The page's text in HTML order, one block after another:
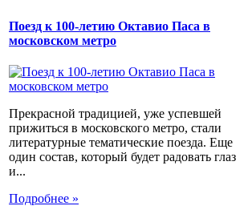
Поезд к 100-летию Октавио Паса в
московском метро
Прекрасной традицией, уже успевшей
прижиться в московского метро, стали
литературные тематические поезда. Еще
один состав, который будет радовать глаз
и...
Подробнее »